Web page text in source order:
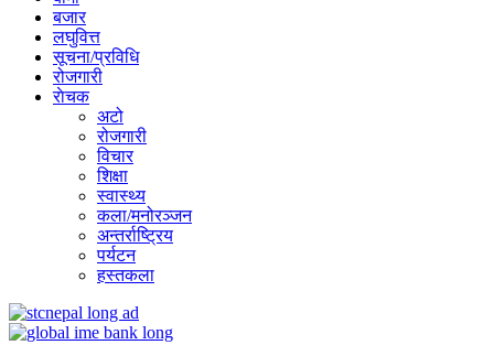
बजार
लघुवित्त
सूचना/प्रविधि
रोजगारी
राेचक
अटो
रोजगारी
विचार
शिक्षा
स्वास्थ्य
कला/मनोरञ्जन
अन्तर्राष्ट्रिय
पर्यटन
हस्तकला